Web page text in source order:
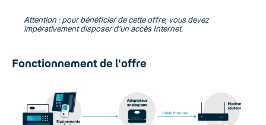
Attention : pour bénéficier de cette offre, vous devez
impérativement disposer d’un accès Internet.
Fonctionnement de l'offre